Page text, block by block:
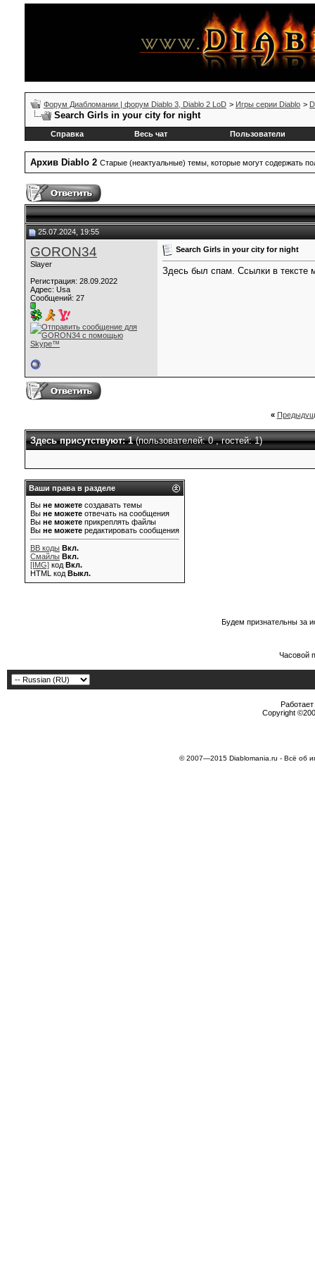
Форум Диабломании | форум Diablo 3, Diablo 2 LoD > Игры серии Diablo >
Search Girls in your city for night
Справка Весь чат Пользователи
Архив Diablo 2 Старые (неактуальные) темы, которые могут содержать
25.07.2024, 19:55
GORON34
Slayer
Регистрация: 28.09.2022
Адрес: Usa
Сообщений: 27
Search Girls in your city for night
Здесь был спам. Ссылки в
«
Здесь присутствуют: 1(пользователей: 0 , гостей: 1)
Ваши права в разделе
Вы не можете создавать темы
Вы не можете отвечать на сообщения
Вы не можете прикреплять файлы
Вы не можете редактировать сообщения
BB коды Вкл.
Смайлы Вкл.
[IMG] код Вкл.
HTML код Выкл.
Будем признательны за
Часовой
Copyright
© 2007—2015 Diablomania.ru - Всё об